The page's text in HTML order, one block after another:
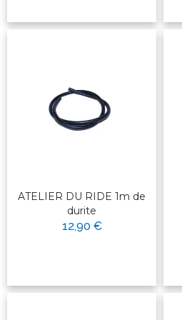
ATELIER DU RIDE 1m de
durite
12,90 €